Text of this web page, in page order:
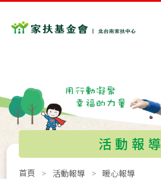
活動報導
首頁 活動報導
暖心報導